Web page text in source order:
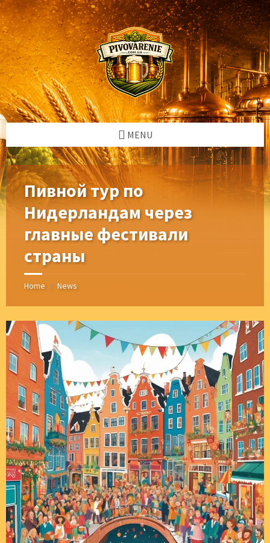
Skip
to
content
Skip
to
left
sidebar
Skip
to
right
sidebar
Skip
to
footer
MENU
Пивной тур по
Нидерландам через
главные фестивали
страны
Home / News